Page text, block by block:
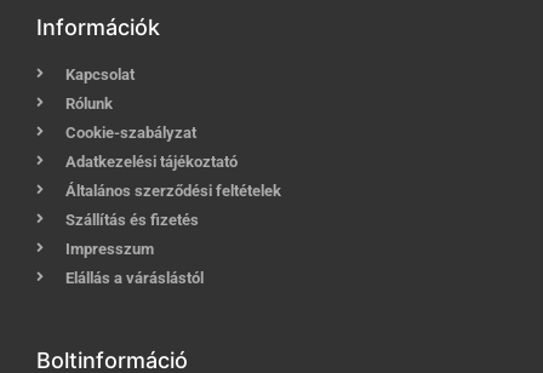
Információk
Kapcsolat
Rólunk
Cookie-szabályzat
Adatkezelési tájékoztató
Általános szerződési feltételek
Szállítás és fizetés
Impresszum
Elállás a váráslástól
Boltinformáció